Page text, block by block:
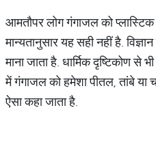
आमतौपर लोग गंगाजल को
मान्यतानुसार यह सही नहीं है.
माना जाता है. धार्मिक दृष्टिकोण से
में गंगाजल को हमेशा पीतल, तांबे या
ऐसा कहा जाता है.